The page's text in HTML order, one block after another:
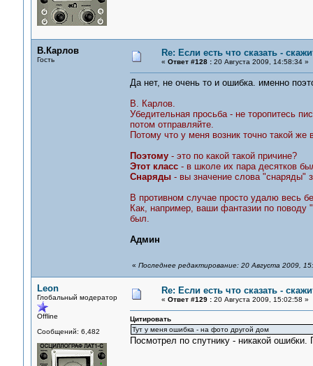
В.Карлов
Гость
Re: Если есть что сказать -
« Ответ #128 :20 Августа 2009, 14:58:34 »
Да нет, не очень то и ошибка. именно
В. Карлов.
Убедительная просьба - не торопитесь
потом отправляйте.
Потому что у меня возник точно такой же
Поэтому- это по какой такой причине?
Этот класс- в школе их пара десятков
Снаряды- вы значение слова "снаряды"
В противном случае просто удалю весь
Как, например, ваши фантазии по поводу
был.
Админ
« Последнее редактирование: 20 Августа 2009,
Leon
Глобальный модератор
Offline
Сообщений: 6,482
Re: Если есть что сказать -
« Ответ #129 :20 Августа 2009, 15:02:58 »
Цитировать
Тут у меня ошибка - на фото другой дом
Посмотрел по спутнику - никакой